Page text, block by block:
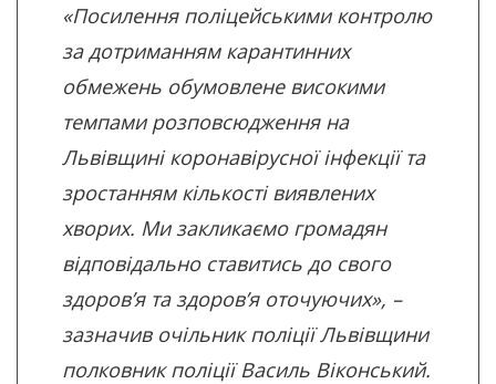
«Посилення поліцейськими контролю
за дотриманням карантинних
обмежень обумовлене високими
темпами розповсюдження на
Львівщині коронавірусної інфекції та
зростанням кількості виявлених
хворих. Ми закликаємо громадян
відповідально ставитись до свого
здоров’я та здоров’я оточуючих», –
зазначив очільник поліції Львівщини
полковник поліції Василь Віконський.